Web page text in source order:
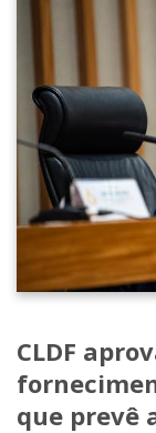
CLDF
que prevê